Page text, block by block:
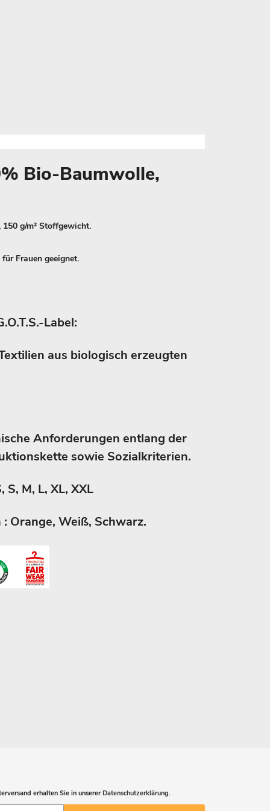
Bio-Baumwolle,
g/m² Stoffgewicht.
Frauen geeignet.
Label:
aus biologisch erzeugten
Anforderungen entlang der
sowie Sozialkriterien.
M, L, XL, XXL
Orange, Weiß, Schwarz.
erhalten Sie in unsererDatenschutzerklärung.